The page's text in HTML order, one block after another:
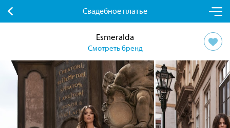
Свадебное платье
Esmeralda
Смотреть бренд